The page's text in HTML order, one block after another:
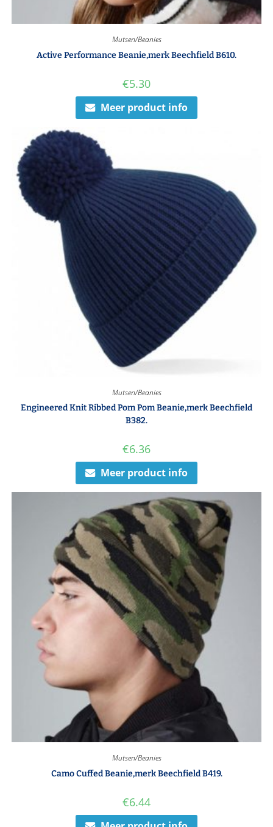
Mutsen/Beanies
Active Performance Beanie,merk Beechfield B610.
€5.30
Meer product info
Mutsen/Beanies
Engineered Knit Ribbed Pom Pom Beanie,merk Beechfield
B382.
€6.36
Meer product info
Mutsen/Beanies
Camo Cuffed Beanie,merk Beechfield B419.
€6.44